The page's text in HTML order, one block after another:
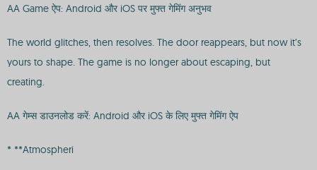
AA Game ऐप: Android और iOS पर मुफ्त गेमिंग अनुभव
The world glitches, then resolves. The door reappears, but now it’s
yours to shape. The game is no longer about escaping, but
creating.
AA गेम्स डाउनलोड करें: Android और iOS के लिए मुफ्त गेमिंग ऐप
* **Atmospheri